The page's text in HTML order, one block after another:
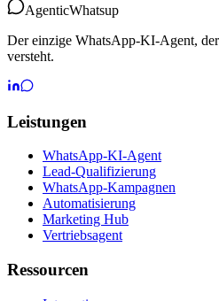
AgenticWhatsup
Der einzige WhatsApp-KI-Agent,
versteht.
Leistungen
WhatsApp-KI-Agent
Lead-Qualifizierung
WhatsApp-Kampagnen
Automatisierung
Marketing Hub
Vertriebsagent
Ressourcen